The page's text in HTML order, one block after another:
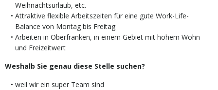
Weihnachtsurlaub, etc.
Attraktive flexible Arbeitszeiten für eine gute Work-Life-
Balance von Montag bis Freitag
Arbeiten in Oberfranken, in einem Gebiet mit hohem Wohn-
und Freizeitwert
Weshalb Sie genau diese Stelle suchen?
weil wir ein super Team sind